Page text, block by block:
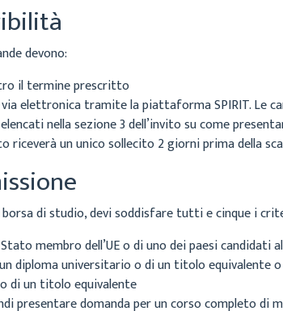
devono:
il termine prescritto
elettronica tramite la piattaforma SPIRIT. Le
nella sezione 3 dell’invito su come
riceverà un unico sollecito 2 giorni prima della
di studio, devi soddisfare tutti e cinque i
membro dell’UE o di uno dei paesi candidati
diploma universitario o di un titolo
di un titolo equivalente
presentare domanda per un corso completo